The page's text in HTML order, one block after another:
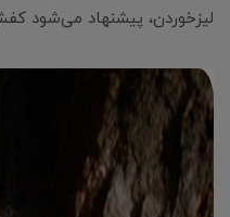
لیزخوردن، پیشنهاد می‌شود